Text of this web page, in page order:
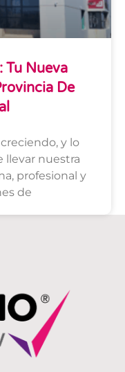
Tu Nueva
De
y lo
llevar nuestra
profesional y
de